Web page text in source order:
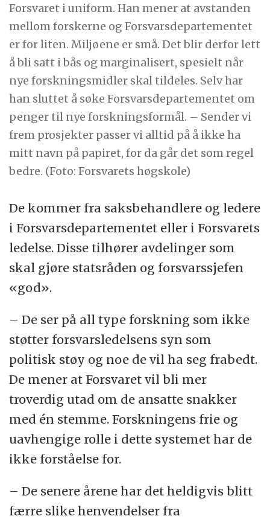
Forsvaret i uniform. Han mener at avstanden
mellom forskerne og Forsvarsdepartementet
er for liten. Miljøene er små. Det blir derfor lett
å bli satt i bås og marginalisert, spesielt når
nye forskningsmidler skal tildeles. Selv har
han sluttet å søke Forsvarsdepartementet om
penger til nye forskningsformål. – Sender vi
frem prosjekter passer vi alltid på å ikke ha
mitt navn på papiret, for da går det som regel
bedre. (Foto: Forsvarets høgskole)
De kommer fra saksbehandlere og ledere
i Forsvarsdepartementet eller i Forsvarets
ledelse. Disse tilhører avdelinger som
skal gjøre statsråden og forsvarssjefen
«god».
– De ser på all type forskning som ikke
støtter forsvarsledelsens syn som
politisk støy og noe de vil ha seg frabedt.
De mener at Forsvaret vil bli mer
troverdig utad om de ansatte snakker
med én stemme. Forskningens frie og
uavhengige rolle i dette systemet har de
ikke forståelse for.
– De senere årene har det heldigvis blitt
færre slike henvendelser fra